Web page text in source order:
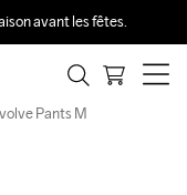
avant les fêtes.
Pants M